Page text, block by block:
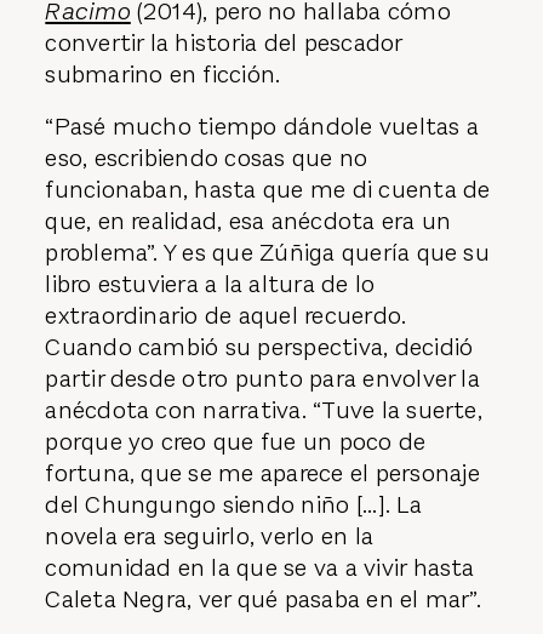
Racimo (2014), pero no hallaba cómo
convertir la historia del pescador
submarino en ficción.
“Pasé mucho tiempo dándole vueltas a
eso, escribiendo cosas que no
funcionaban, hasta que me di cuenta de
que, en realidad, esa anécdota era un
problema”. Y es que Zúñiga quería que su
libro estuviera a la altura de lo
extraordinario de aquel recuerdo.
Cuando cambió su perspectiva, decidió
partir desde otro punto para envolver la
anécdota con narrativa. “Tuve la suerte,
porque yo creo que fue un poco de
fortuna, que se me aparece el personaje
del Chungungo siendo niño [...]. La
novela era seguirlo, verlo en la
comunidad en la que se va a vivir hasta
Caleta Negra, ver qué pasaba en el mar”.